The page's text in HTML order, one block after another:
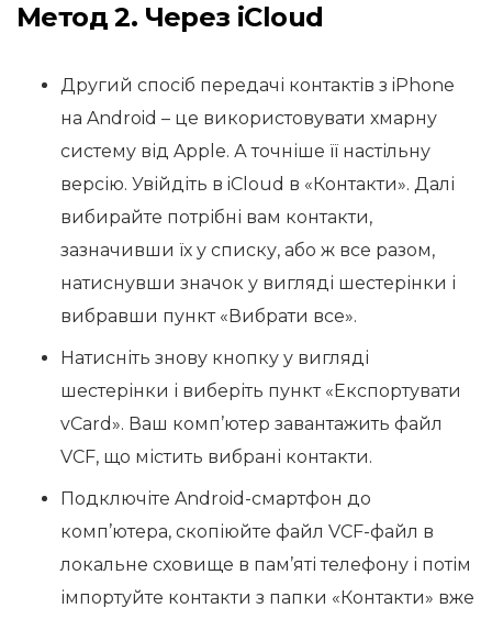
Метод 2. Через iCloud
Другий спосіб передачі контактів з iPhone
на Android – це використовувати хмарну
систему від Apple. А точніше її настільну
версію. Увійдіть в iCloud в «Контакти». Далі
вибирайте потрібні вам контакти,
зазначивши їх у списку, або ж все разом,
натиснувши значок у вигляді шестерінки і
вибравши пункт «Вибрати все».
Натисніть знову кнопку у вигляді
шестерінки і виберіть пункт «Експортувати
vCard». Ваш комп’ютер завантажить файл
VCF, що містить вибрані контакти.
Подключіте Android-смартфон до
комп’ютера, скопіюйте файл VCF-файл в
локальне сховище в пам’яті телефону і потім
імпортуйте контакти з папки «Контакти» вже